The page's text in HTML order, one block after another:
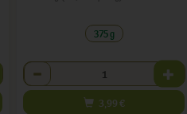
375 g
Anzahl
3,99 €